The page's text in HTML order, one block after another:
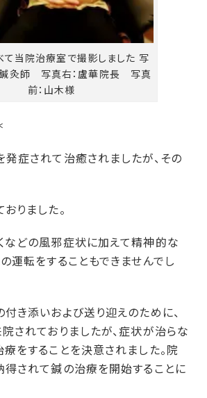
て当院治療室で撮影しました 写
鍼灸師 写真右：盧華院長 写真
前：山木様
症されて治癒されましたが、その
りました。
などの風邪症状に加えて精神的な
運転をすることもできませんでし
き添いおよび送り迎えのために、
されておりましたが、症状が治らな
をすることを決意されました。院
されて鍼の治療を開始することに